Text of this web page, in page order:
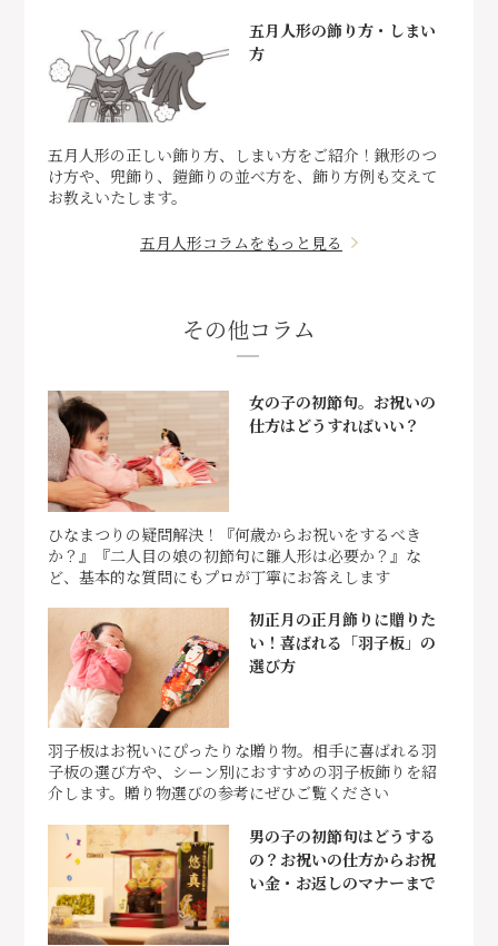
五月人形の飾り方・しまい
方
五月人形の正しい飾り方、しまい方をご紹介！鍬形のつ
け方や、兜飾り、鎧飾りの並べ方を、飾り方例も交えて
お教えいたします。
五月人形コラムをもっと見る
その他コラム
女の子の初節句。お祝いの
仕方はどうすればいい？
ひなまつりの疑問解決！『何歳からお祝いをするべき
か？』『二人目の娘の初節句に雛人形は必要か？』な
ど、基本的な質問にもプロが丁寧にお答えします
初正月の正月飾りに贈りた
い！喜ばれる「羽子板」の
選び方
羽子板はお祝いにぴったりな贈り物。相手に喜ばれる羽
子板の選び方や、シーン別におすすめの羽子板飾りを紹
介します。贈り物選びの参考にぜひご覧ください
男の子の初節句はどうする
の？お祝いの仕方からお祝
い金・お返しのマナーまで